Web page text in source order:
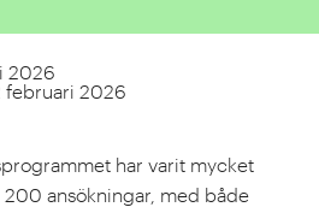
2026
februari 2026
har varit mycket
ansökningar, med både